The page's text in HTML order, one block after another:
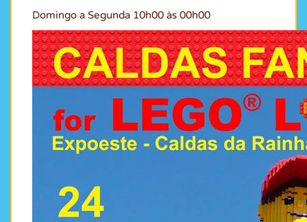
Domingo a Segunda 10h00 às 00h00